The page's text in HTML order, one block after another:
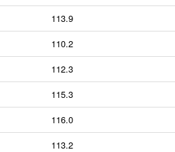
113.9
110.2
112.3
115.3
116.0
113.2